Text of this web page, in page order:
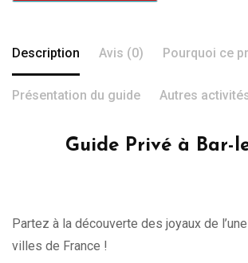
Description Avis (0) Pourquoi ce
Présentation du guide Autres
Guide Privé à Bar-
Partez à la découverte des joyaux de
villes de France !